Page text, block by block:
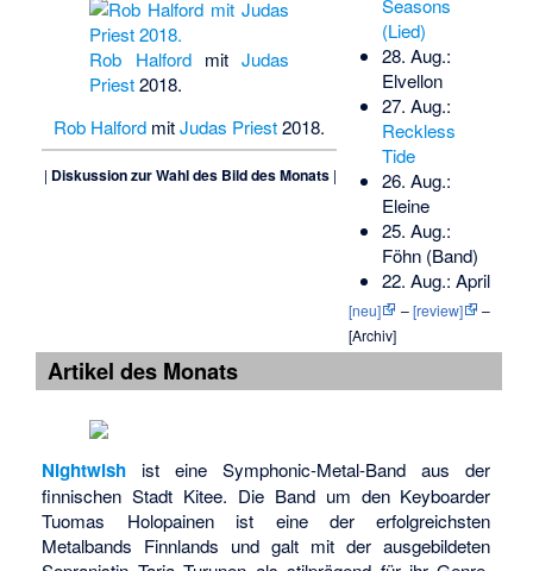
Rob HalfordmitJudas
Priest2018.
Rob Halford mitJudas Priest2018.
| Diskussion zur Wahl des Bild des Monats |
Seasons
(Lied)
28. Aug.:
Elvellon
27. Aug.:
Reckless
Tide
26. Aug.:
Eleine
25. Aug.:
Föhn (Band)
22. Aug.: April
Art
17. Aug.:
Popular
Saxon
(Album)·The
Metal Mass –
Live·Wake
[neu] –[review]
–
[Archiv]
Artikel des Monats
Nightwish ist eine Symphonic-Metal-Band aus der
finnischen Stadt Kitee. Die Band um den Keyboarder
Tuomas Holopainen ist eine der erfolgreichsten
Metalbands Finnlands und galt mit der ausgebildeten